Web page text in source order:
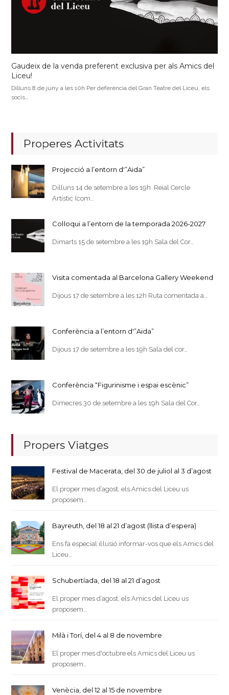
Gaudeix de la venda preferent exclusiva per als Amics del
Liceu!
Dilluns 8 de juny a les 10h Per deferència del Gran Teatre del Liceu, els
socis…
Properes Activitats
Projecció a l’entorn d'”Aida”
Dilluns 14 de setembre a les 19h Reial Cercle
Artístic (com…
Col·loqui a l’entorn de la temporada 2026-2027
Dimarts 15 de setembre a les 19h Sala del Cor…
Visita comentada al Barcelona Gallery Weekend
Dijous 17 de setembre a les 12h Ruta comentada a…
Conferència a l’entorn d'”Aida”
Dijous 17 de setembre a les 19h Sala del cor…
Conferència “Figurinisme i espai escènic”
Dimecres 30 de setembre a les 19h Sala del Cor…
Propers Viatges
Festival de Macerata, del 30 de juliol al 3 d’agost
El proper mes d’agost, els Amics del Liceu us
proposem…
Bayreuth, del 18 al 21 d’agost (llista d’espera)
Ens fa especial il·lusió informar-vos que els Amics del
Liceu…
Schubertíada, del 18 al 21 d’agost
El proper mes d’agost, els Amics del Liceu us
proposem…
Milà i Torí, del 4 al 8 de novembre
El proper mes d'octubre els Amics del Liceu us
proposem…
Venècia, del 12 al 15 de novembre